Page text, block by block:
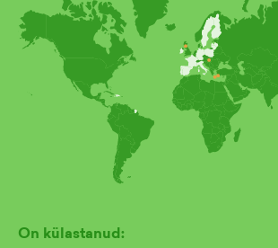
On külastanud: